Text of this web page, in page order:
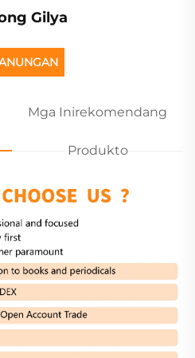
Gilya
Mga Inirekomendang
Produkto